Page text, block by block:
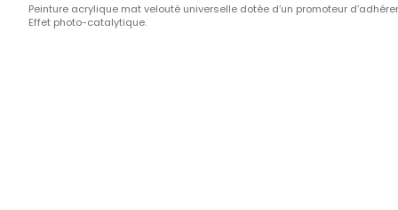
Peinture acrylique mat velouté universelle dotée d’un promoteur
Effet photo-catalytique.